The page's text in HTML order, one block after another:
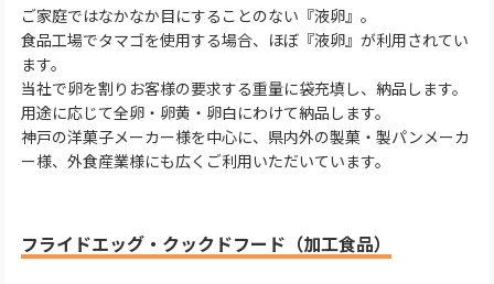
ご家庭ではなかなか目にすることのない『液卵』。
食品工場でタマゴを使用する場合、ほぼ『液卵』が利用されてい
ます。
当社で卵を割りお客様の要求する重量に袋充填し、納品します。
用途に応じて全卵・卵黄・卵白にわけて納品します。
神戸の洋菓子メーカー様を中心に、県内外の製菓・製パンメーカ
ー様、外食産業様にも広くご利用いただいています。
フライドエッグ・クックドフード（加工食品）